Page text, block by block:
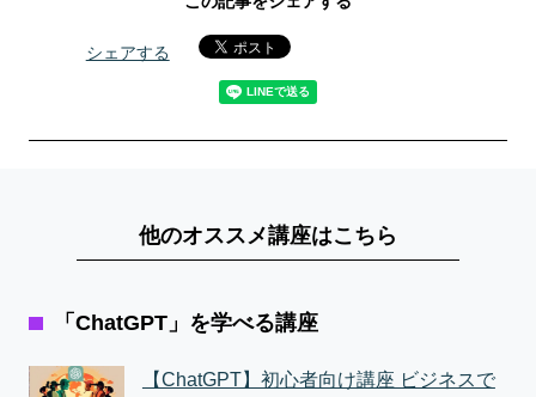
シェアする
他のオススメ講座はこちら
「ChatGPT」を学べる講座
【ChatGPT】初心者向け講座 ビジネスで